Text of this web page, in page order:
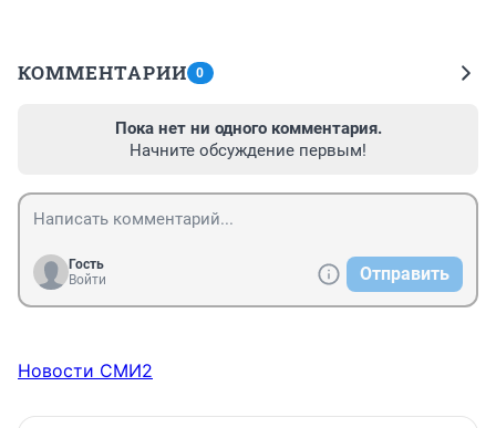
КОММЕНТАРИИ 0
Пока нет ни одного комментария.
Начните обсуждение первым!
Гость
Войти
Отправить
Новости СМИ2